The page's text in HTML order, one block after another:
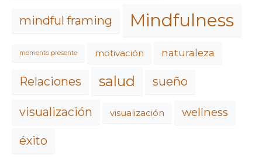
mindful framing Mindfulness
momento presente motivación naturaleza
Relaciones salud sueño
visualización visualización wellness
éxito